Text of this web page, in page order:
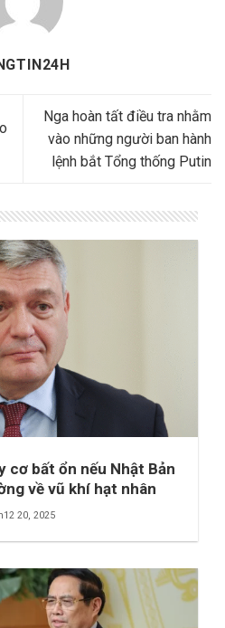
Nga hoàn tất điều tra nhằm
vào những người ban hành
lệnh bắt Tổng thống Putin
cơ bất ổn nếu Nhật Bản
về vũ khí hạt nhân
20, 2025